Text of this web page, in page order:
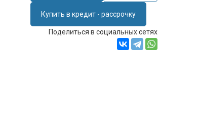
Купить в кредит - рассрочку
Поделиться в социальных сетях